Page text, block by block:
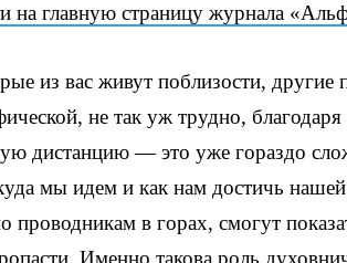
на главную страницу журнала
из вас живут поблизости, другие
не так уж трудно,
дистанцию — это уже гораздо
мы идем и как нам достичь
проводникам в горах, смогут
Именно такова роль